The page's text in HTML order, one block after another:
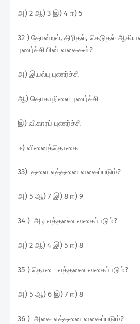
அ) 2 ஆ) 3 இ) 4 ஈ) 5
32 ) தோன்றல், திரிதல், கெடுதல்
புணர்ச்சியின் வகைகள்?
அ) இயல்பு புணர்ச்சி
ஆ) தொகாநிலை புணர்ச்சி
இ) விகாரப் புணர்ச்சி
ஈ) வினைத்தொகை
33) தளை எத்தனை வகைப்படும்?
அ) 5 ஆ) 7 இ) 8 ஈ) 9
34 ) அடி எத்தனை வகைப்படும்?
அ) 2 ஆ) 4 இ) 5 ஈ) 8
35 ) தொடை எத்தனை வகைப்படும்?
அ) 5 ஆ) 6 இ) 7 ஈ) 8
36 ) அசை எத்தனை வகைப்படும்?